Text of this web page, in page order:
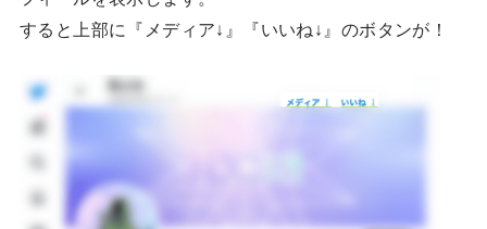
すると上部に『メディア↓』『いいね↓』のボタンが！